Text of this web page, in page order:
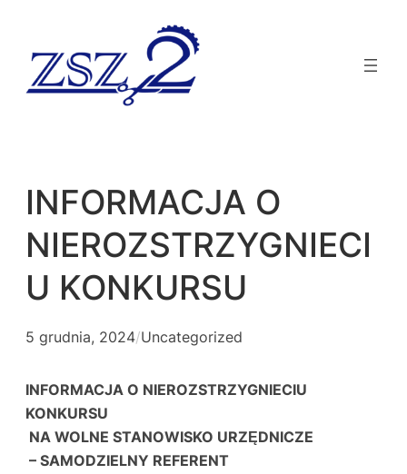
INFORMACJA O
NIEROZSTRZYGNIECI
U KONKURSU
5 grudnia, 2024/Uncategorized
INFORMACJA O NIEROZSTRZYGNIECIU
KONKURSU
NA WOLNE STANOWISKO URZĘDNICZE
– SAMODZIELNY REFERENT